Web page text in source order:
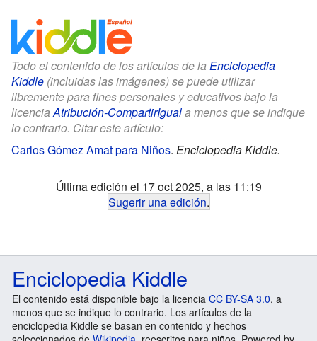
Todo el contenido de los artículos de la Enciclopedia
Kiddle (incluidas las imágenes) se puede utilizar
libremente para fines personales y educativos bajo la
licencia Atribución-CompartirIguala menos que se indique
lo contrario. Citar este artículo:
Carlos Gómez Amat para Niños. Enciclopedia Kiddle.
Última edición el 17 oct 2025, a las 11:19
Sugerir una edición.
Enciclopedia Kiddle
El contenido está disponible bajo la licencia CC BY-SA 3.0, a
menos que se indique lo contrario. Los artículos de la
enciclopedia Kiddle se basan en contenido y hechos